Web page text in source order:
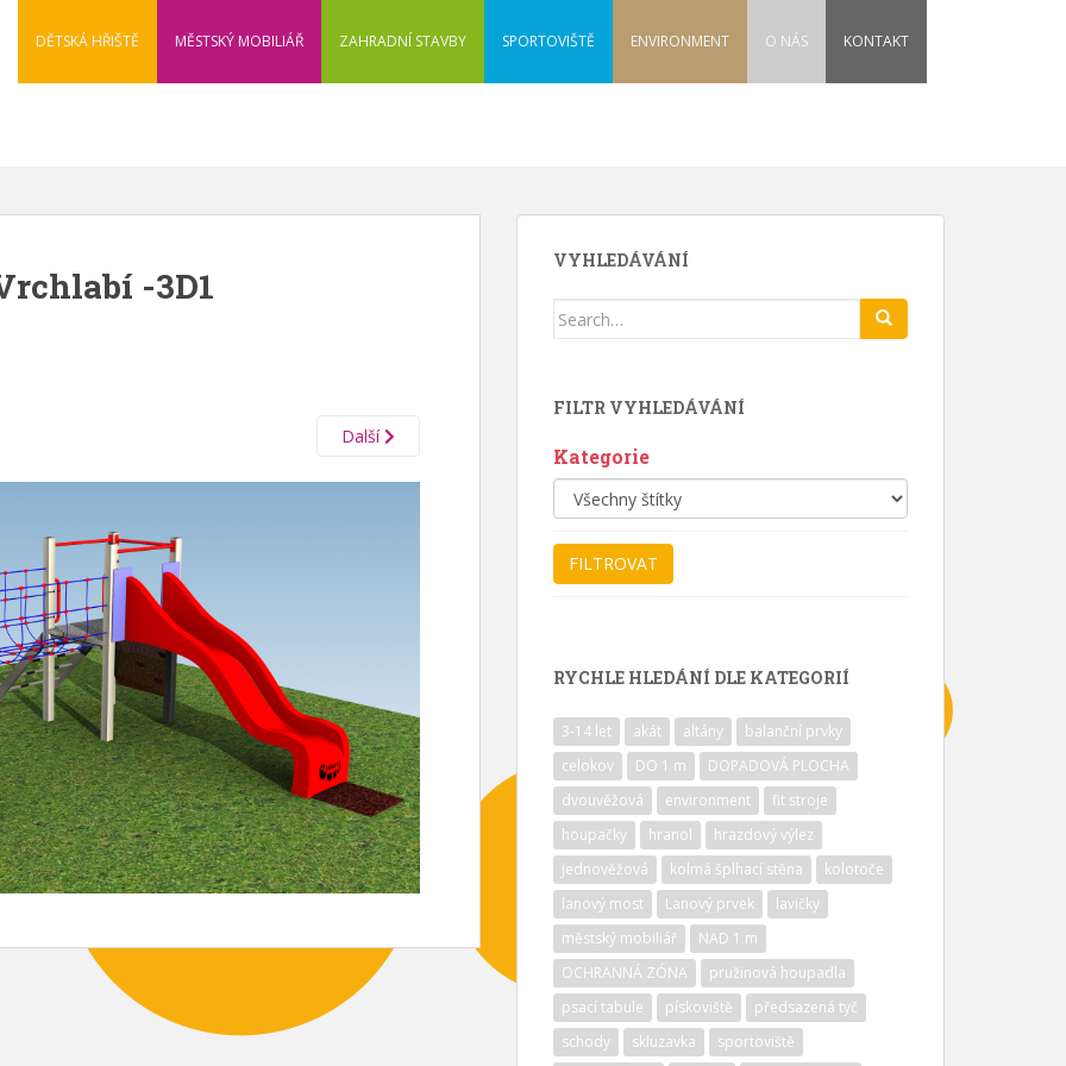
DĚTSKÁ HŘIŠTĚ MĚSTSKÝ MOBILIÁŘ ZAHRADNÍ STAVBY SPORTOVIŠTĚ ENVIRONMENT O NÁS KONTAKT
-3D1
Další
VYHLEDÁVÁNÍ
Search
FILTR VYHLEDÁVÁNÍ
Kategorie
RYCHLE HLEDÁNÍ DLE KATEGORIÍ
3-14 let akát altány
balanční prvky
celokov
DO 1 m
DOPADOVÁ PLOCHA
dvouvěžová
environment
fit stroje
houpačky
hranol
hrazdový výlez
jednověžová
kolmá šplhací stěna
kolotoče
lanový most
Lanový prvek
lavičky
městský mobiliář
NAD 1 m
OCHRANNÁ ZÓNA
pružinová houpadla
psací tabule
pískoviště
předsazená tyč
schody
skluzavka sportoviště